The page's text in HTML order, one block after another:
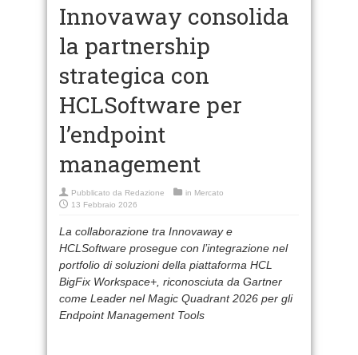
Innovaway consolida
la partnership
strategica con
HCLSoftware per
l’endpoint
management
Pubblicato da Redazione in Mercato
13 Febbraio 2026
La collaborazione tra Innovaway e
HCLSoftware prosegue con l’integrazione nel
portfolio di soluzioni della piattaforma HCL
BigFix Workspace+, riconosciuta da Gartner
come Leader nel Magic Quadrant 2026 per gli
Endpoint Management Tools